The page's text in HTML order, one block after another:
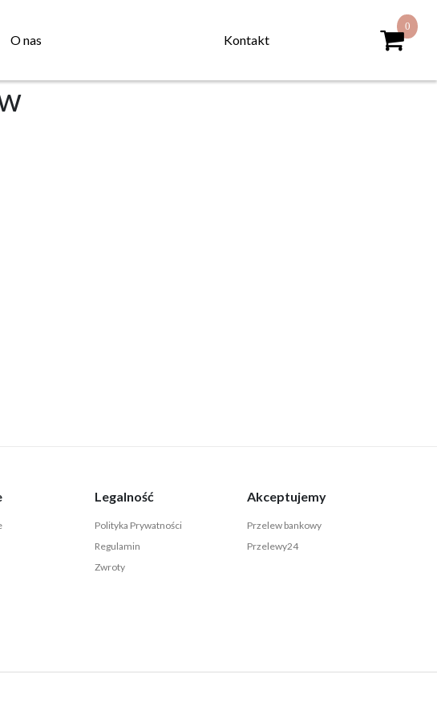
O nas Kontakt
Legalność
Polityka Prywatności
Regulamin
Zwroty
Akceptujemy
Przelew bankowy
Przelewy24